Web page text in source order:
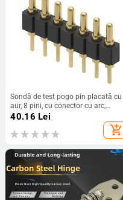
Sondă de test pogo pin placată cu
aur, 8 pini, cu conector cu arc,
personalizabil
40.16 Lei
add_shopping_cart